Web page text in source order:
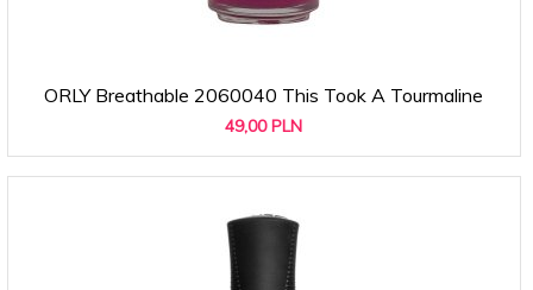
ORLY Breathable 2060040 This Took A Tourmaline
49,00 PLN